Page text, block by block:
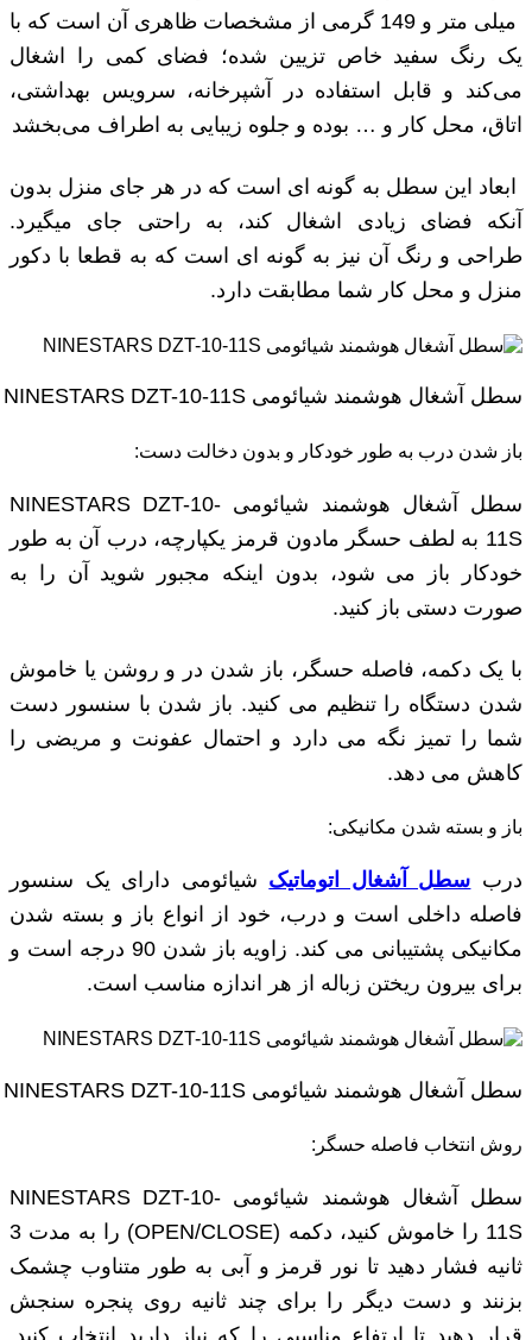
میلی ‌متر و 149 گرمی از مشخصات ظاهری آن است که با
یک رنگ سفید خاص تزیین شده؛ فضای کمی را اشغال
می‌کند و قابل استفاده در آشپرخانه، سرویس بهداشتی،
اتاق، محل کار و … بوده و جلوه زیبایی به اطراف می‌بخشد
ابعاد این سطل به گونه ای است که در هر جای منزل بدون
آنکه فضای زیادی اشغال کند، به راحتی جای میگیرد.
طراحی و رنگ آن نیز به گونه ای است که به قطعا با دکور
منزل و محل کار شما مطابقت دارد.
سطل آشغال هوشمند شیائومی NINESTARS DZT-10-11S
باز شدن درب به طور خودکار و بدون دخالت دست:
سطل آشغال هوشمند شیائومی NINESTARS DZT-10-
11S به لطف حسگر مادون قرمز یکپارچه، درب آن به طور
خودکار باز می شود، بدون اینکه مجبور شوید آن را به
صورت دستی باز کنید.
با یک دکمه، فاصله حسگر، باز شدن در و روشن یا خاموش
شدن دستگاه را تنظیم می کنید. باز شدن با سنسور دست
شما را تمیز نگه می دارد و احتمال عفونت و مریضی را
کاهش می دهد.
باز و بسته شدن مکانیکی:
درب سطل آشغال اتوماتیک شیائومی دارای یک سنسور
فاصله داخلی است و درب، خود از انواع باز و بسته شدن
مکانیکی پشتیبانی می کند. زاویه باز شدن 90 درجه است و
برای بیرون ریختن زباله از هر اندازه مناسب است.
سطل آشغال هوشمند شیائومی NINESTARS DZT-10-11S
روش انتخاب فاصله حسگر:
سطل آشغال هوشمند شیائومی NINESTARS DZT-10-
11S را خاموش کنید، دکمه (OPEN/CLOSE) را به مدت 3
ثانیه فشار دهید تا نور قرمز و آبی به طور متناوب چشمک
بزنند و دست دیگر را برای چند ثانیه روی پنجره سنجش